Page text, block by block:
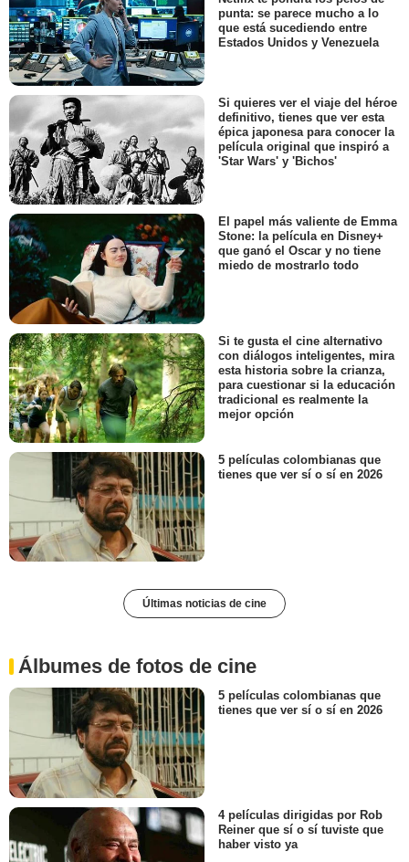
punta: se parece mucho a lo
que está sucediendo entre
Estados Unidos y Venezuela
Si quieres ver el viaje del héroe
definitivo, tienes que ver esta
épica japonesa para conocer la
película original que inspiró a
'Star Wars' y 'Bichos'
El papel más valiente de Emma
Stone: la película en Disney+
que ganó el Oscar y no tiene
miedo de mostrarlo todo
Si te gusta el cine alternativo
con diálogos inteligentes, mira
esta historia sobre la crianza,
para cuestionar si la educación
tradicional es realmente la
mejor opción
5 películas colombianas que
tienes que ver sí o sí en 2026
Últimas noticias de cine
Álbumes de fotos de cine
5 películas colombianas que
tienes que ver sí o sí en 2026
4 películas dirigidas por Rob
Reiner que sí o sí tuviste que
haber visto ya